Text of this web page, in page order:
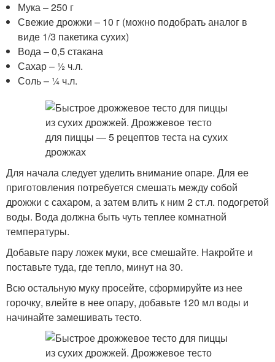
Мука – 250 г
Свежие дрожжи – 10 г (можно подобрать аналог в
виде 1/3 пакетика сухих)
Вода – 0,5 стакана
Сахар – ½ ч.л.
Соль – ¼ ч.л.
Для начала следует уделить внимание опаре. Для ее
приготовления потребуется смешать между собой
дрожжи с сахаром, а затем влить к ним 2 ст.л. подогретой
воды. Вода должна быть чуть теплее комнатной
температуры.
Добавьте пару ложек муки, все смешайте. Накройте и
поставьте туда, где тепло, минут на 30.
Всю остальную муку просейте, сформируйте из нее
горочку, влейте в нее опару, добавьте 120 мл воды и
начинайте замешивать тесто.